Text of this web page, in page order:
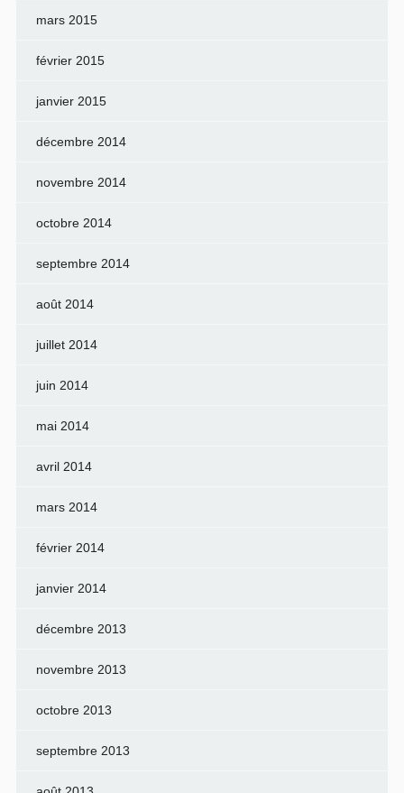
mars 2015
février 2015
janvier 2015
décembre 2014
novembre 2014
octobre 2014
septembre 2014
août 2014
juillet 2014
juin 2014
mai 2014
avril 2014
mars 2014
février 2014
janvier 2014
décembre 2013
novembre 2013
octobre 2013
septembre 2013